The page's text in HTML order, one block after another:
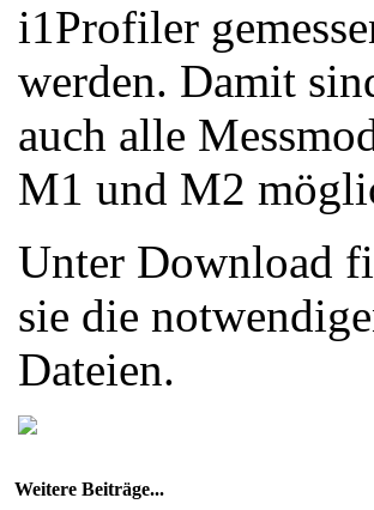
i1Profiler
werden. Damit
auch alle
M1 und M2
Unter Download
sie die
Dateien.
Weitere Beiträge...